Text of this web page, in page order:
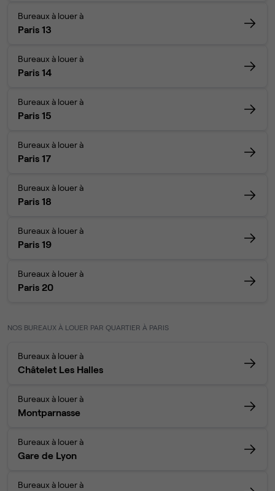
Bureaux à louer à
Paris 13
Bureaux à louer à
Paris 14
Bureaux à louer à
Paris 15
Bureaux à louer à
Paris 17
Bureaux à louer à
Paris 18
Bureaux à louer à
Paris 19
Bureaux à louer à
Paris 20
NOS BUREAUX À LOUER PAR QUARTIER À PARIS
Bureaux à louer à
Châtelet Les Halles
Bureaux à louer à
Montparnasse
Bureaux à louer à
Gare de Lyon
Bureaux à louer à